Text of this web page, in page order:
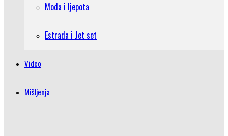
Moda i ljepota
Estrada i Jet set
Video
Mišljenja